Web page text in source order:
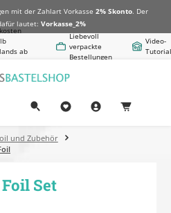
mit der Zahlart Vorkasse 2% Skonto. Der
lautet: Vorkasse_2%
ab
Liebevoll
verpackte
Bestellungen
Video-
und Zubehör
Set